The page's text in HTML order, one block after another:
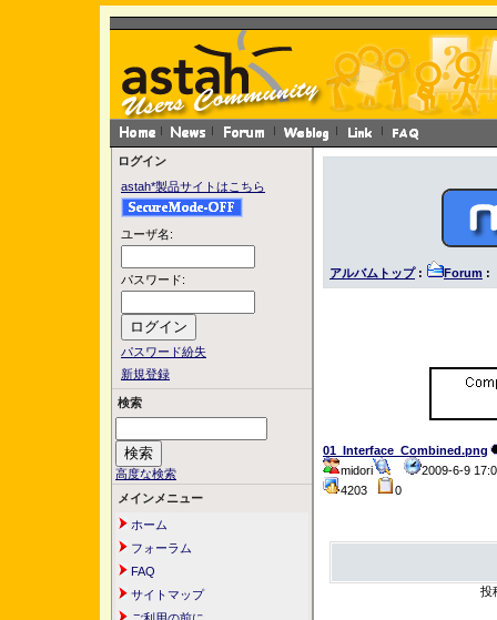
ログイン
astah*製品サイトはこちら
ユーザ名:
パスワード:
パスワード紛失
新規登録
検索
高度な検索
メインメニュー
ホーム
フォーラム
FAQ
サイトマップ
アルバムトップ: Forum :
01_Interface_Combined.png
midori
2009-6-9
4203
0
投